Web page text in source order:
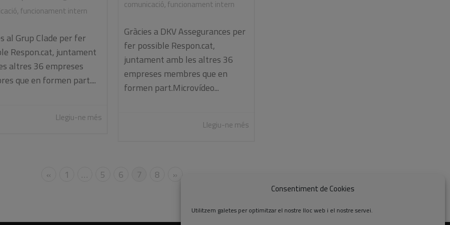
Consentiment de Cookies
Utilitzem galetes per optimitzar el nostre lloc web i el nostre servei.
comunicació, funcionament intern
Gràcies a DKV Assegurances per
fer possible Respon.cat,
juntament amb les altres 36
empreses membres que en
formen part.Microvídeo...
Llegiu-ne més
, funcionament intern
al Grup Clade per fer
Respon.cat, juntament
altres 36 empreses
que en formen part....
Llegiu-ne més
« 1 … 5 6 7 8 »